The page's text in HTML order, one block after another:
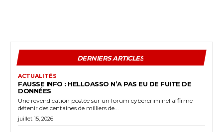
DERNIERS ARTICLES
ACTUALITÉS
FAUSSE INFO : HELLOASSO N’A PAS EU DE FUITE DE
DONNÉES
Une revendication postée sur un forum cybercriminel affirme
détenir des centaines de milliers de...
juillet 15, 2026